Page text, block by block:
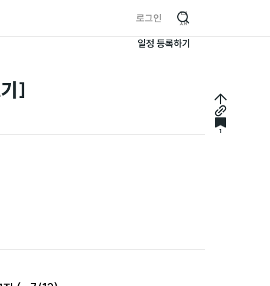
일정 등록하기
로그인
검
색
]
최
상
링
크
1북